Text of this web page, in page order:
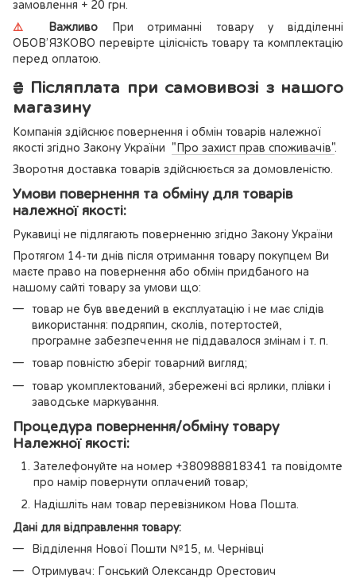
замовлення + 20 грн.
⚠️
ВажливоПри отриманні товару у відділенні
ОБОВ’ЯЗКОВО перевірте цілісність товару та комплектацію
перед оплатою.
₴ Післяплата при самовивозі з нашого
магазину
Компанія здійснює повернення і обмін товарів належної
якості згідно Закону України "Про захист прав споживачів".
Зворотня доставка товарів здійснюється за домовленістю.
Умови повернення та обміну для товарів
належної якості:
Рукавиці не підлягають поверненню згідно Закону України
Протягом 14-ти днів після отримання товару покупцем Ви
маєте право на повернення або обмін придбаного на
нашому сайті товару за умови що:
товар не був введений в експлуатацію і не має слідів
використання: подряпин, сколів, потертостей,
програмне забезпечення не піддавалося змінам і т. п.
товар повністю зберіг товарний вигляд;
товар укомплектований, збережені всі ярлики, плівки і
заводське маркування.
Процедура повернення/обміну товару
Належної якості:
Зателефонуйте на номер +380988818341 та повідомте
про намір повернути оплачений товар;
Надішліть нам товар перевізником Нова Пошта.
Дані для відправлення товару:
Відділення Нової Пошти №15, м. Чернівці
Отримувач: Гонський Олександр Орестович